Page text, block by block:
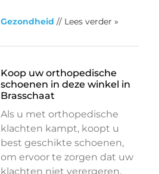
Gezondheid // Lees verder »
Koop uw orthopedische
schoenen in deze winkel in
Brasschaat
Als u met orthopedische
klachten kampt, koopt u
best geschikte schoenen,
om ervoor te zorgen dat uw
klachten niet verergeren.